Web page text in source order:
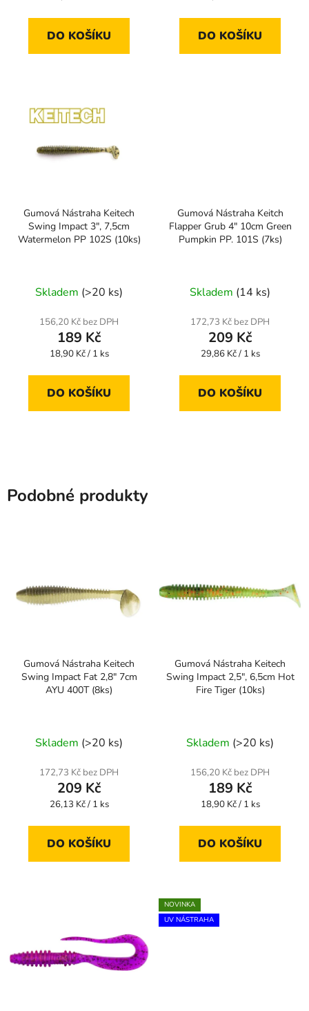
DO KOŠÍKU DO KOŠÍKU
Gumová Nástraha Keitech
Swing Impact 3", 7,5cm
Watermelon PP 102S (10ks)
Skladem (>20 ks)
156,20 Kč bez DPH
189 Kč
Měrná
18,90 Kč / 1 ks
DO KOŠÍKU
Gumová Nástraha Keitch
Flapper Grub 4" 10cm Green
Pumpkin PP. 101S (7ks)
Skladem (14 ks)
172,73 Kč bez DPH
209 Kč
Měrná
29,86 Kč / 1 ks
DO KOŠÍKU
Podobné produkty
Gumová Nástraha Keitech
Swing Impact Fat 2,8" 7cm
AYU 400T (8ks)
Skladem (>20 ks)
172,73 Kč bez DPH
209 Kč
Měrná
26,13 Kč / 1 ks
DO KOŠÍKU
Gumová Nástraha Keitech
Swing Impact 2,5", 6,5cm Hot
Fire Tiger (10ks)
Skladem (>20 ks)
156,20 Kč bez DPH
189 Kč
Měrná
18,90 Kč / 1 ks
DO KOŠÍKU
NOVINKA
UV NÁSTRAHA